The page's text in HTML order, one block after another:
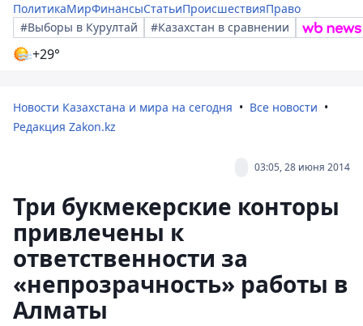
ПолитикаМирФинансыСтатьиПроисшествияПраво
#Выборы в Курултай
#Казахстан в сравнении
+29°
Новости Казахстана и мира на сегодня
Все новости
Редакция Zakon.kz
03:05, 28 июня 2014
Три букмекерские конторы
привлечены к
ответственности за
«непрозрачность» работы в
Алматы